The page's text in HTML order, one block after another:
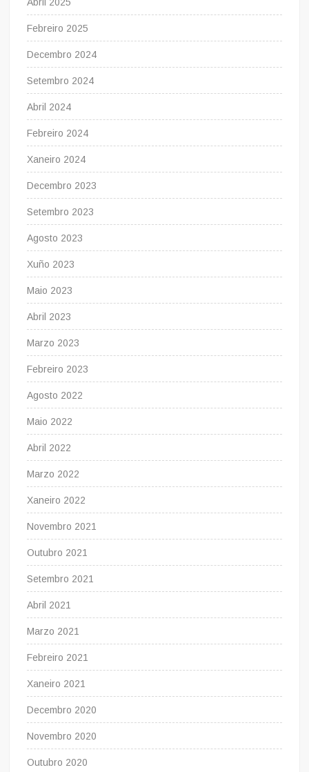
Abril 2025
Febreiro 2025
Decembro 2024
Setembro 2024
Abril 2024
Febreiro 2024
Xaneiro 2024
Decembro 2023
Setembro 2023
Agosto 2023
Xuño 2023
Maio 2023
Abril 2023
Marzo 2023
Febreiro 2023
Agosto 2022
Maio 2022
Abril 2022
Marzo 2022
Xaneiro 2022
Novembro 2021
Outubro 2021
Setembro 2021
Abril 2021
Marzo 2021
Febreiro 2021
Xaneiro 2021
Decembro 2020
Novembro 2020
Outubro 2020